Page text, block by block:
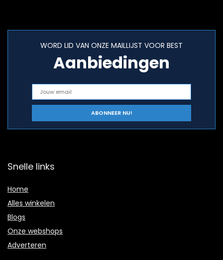
WORD LID VAN ONZE MAILLIJST VOOR BEST
Aanbiedingen
Snelle links
Home
Alles winkelen
Blogs
Onze webshops
Adverteren